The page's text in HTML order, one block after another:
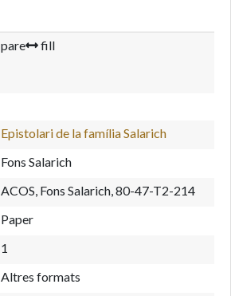
pare fill
Epistolari de la família Salarich
Fons Salarich
ACOS, Fons Salarich, 80-47-T2-214
Paper
1
Altres formats